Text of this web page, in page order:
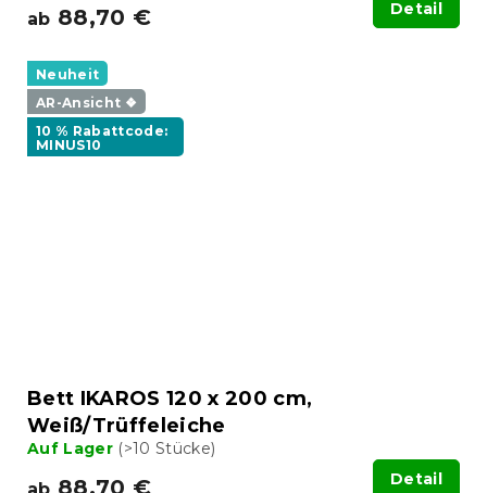
ab 88,70 € Detail
Neuheit
AR-Ansicht ❖
10 % Rabattcode:
MINUS10
Bett IKAROS 120 x 200 cm,
Weiß/Trüffeleiche
Auf Lager (>10 Stücke)
88,70 € Detail